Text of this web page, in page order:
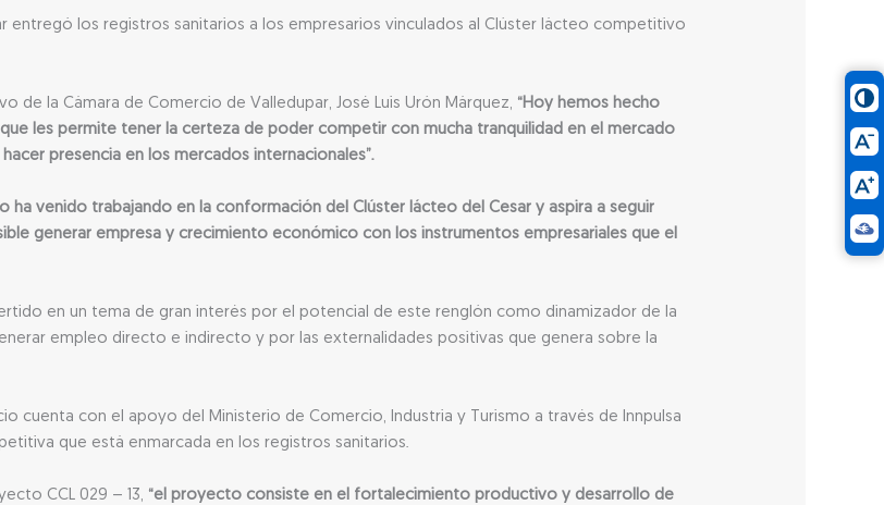
entregó los registros sanitarios a los empresarios vinculados al Clúster lácteo competitivo
de la Cámara de Comercio de Valledupar, José Luis Urón Márquez, “Hoy hemos hecho
les permite tener la certeza de poder competir con mucha tranquilidad en el mercado
presencia en los mercados internacionales”.
ha venido trabajando en la conformación del Clúster lácteo del Cesar y aspira a seguir
generar empresa y crecimiento económico con los instrumentos empresariales que el
en un tema de gran interés por el potencial de este renglón como dinamizador de la
empleo directo e indirecto y por las externalidades positivas que genera sobre la
cuenta con el apoyo del Ministerio de Comercio, Industria y Turismo a través de Innpulsa
que está enmarcada en los registros sanitarios.
CCL 029 – 13, “el proyecto consiste en el fortalecimiento productivo y desarrollo de